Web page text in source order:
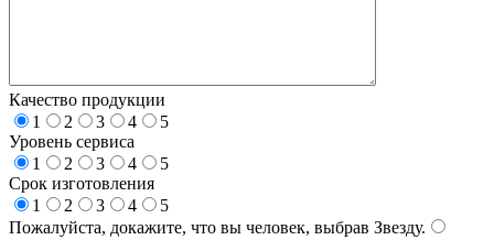
Качество продукции
1
2 3 4
5
Уровень сервиса
1
2 3 4
5
Срок изготовления
1
2 3 4
5
Пожалуйста, докажите, что вы человек, выбрав Звезду.